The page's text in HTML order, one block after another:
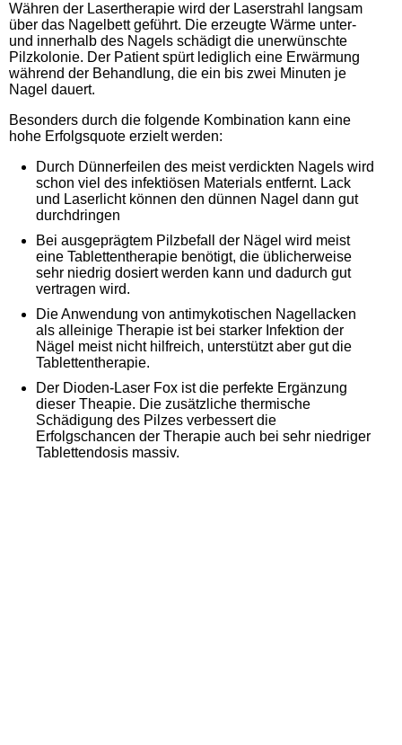
Währen der Lasertherapie wird der Laserstrahl langsam
über das Nagelbett geführt. Die erzeugte Wärme unter-
und innerhalb des Nagels schädigt die unerwünschte
Pilzkolonie. Der Patient spürt lediglich eine Erwärmung
während der Behandlung, die ein bis zwei Minuten je
Nagel dauert.
Besonders durch die folgende Kombination kann eine
hohe Erfolgsquote erzielt werden:
Durch Dünnerfeilen des meist verdickten Nagels wird
schon viel des infektiösen Materials entfernt. Lack
und Laserlicht können den dünnen Nagel dann gut
durchdringen
Bei ausgeprägtem Pilzbefall der Nägel wird meist
eine Tablettentherapie benötigt, die üblicherweise
sehr niedrig dosiert werden kann und dadurch gut
vertragen wird.
Die Anwendung von antimykotischen Nagellacken
als alleinige Therapie ist bei starker Infektion der
Nägel meist nicht hilfreich, unterstützt aber gut die
Tablettentherapie.
Der Dioden-Laser Fox ist die perfekte Ergänzung
dieser Theapie. Die zusätzliche thermische
Schädigung des Pilzes verbessert die
Erfolgschancen der Therapie auch bei sehr niedriger
Tablettendosis massiv.